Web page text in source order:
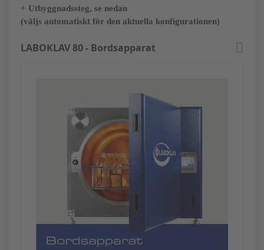
+ Utbyggnadssteg, se nedan
(väljs automatiskt för den aktuella konfigurationen)
LABOKLAV 80 - Bordsapparat